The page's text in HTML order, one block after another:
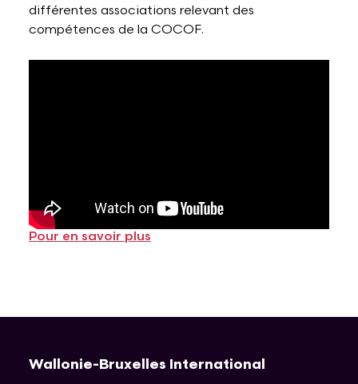
différentes associations relevant des
compétences de la COCOF.
Pour en savoir plus
Wallonie-Bruxelles International